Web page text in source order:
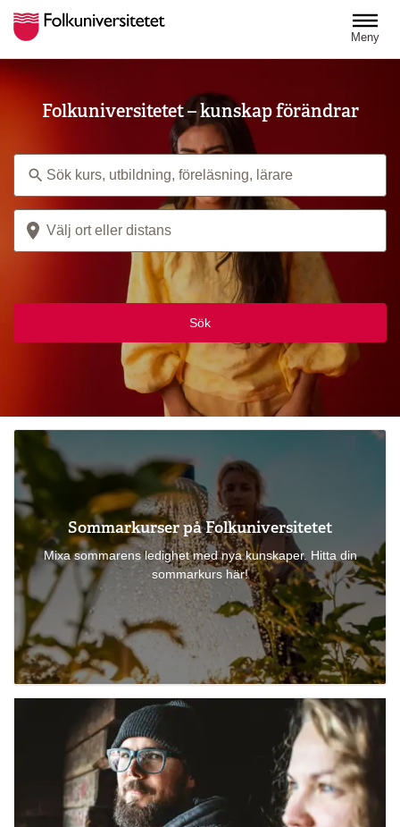
Meny
Folkuniversitetet – kunskap förändrar
Sök
Sommarkurser på Folkuniversitetet
Mixa sommarens ledighet med nya kunskaper. Hitta din
sommarkurs här!